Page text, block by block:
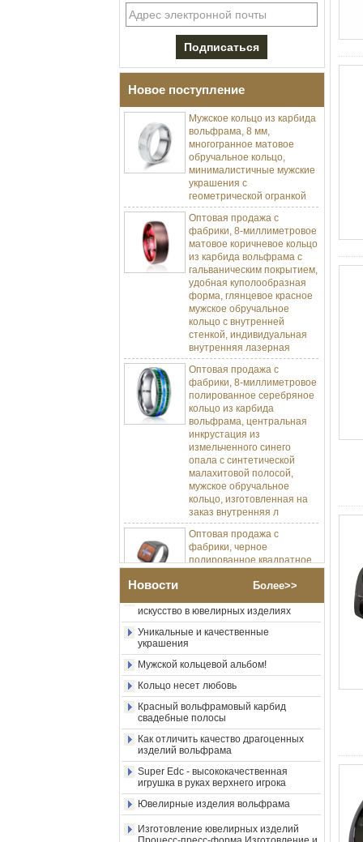
Новое поступление
Мужское кованое граненое
кольцо из карбида
вольфрама, обручальное
кольцо с удобной посадкой
и геометрической
вольфрама, 8 мм,
многогранное матовое
обручальное кольцо,
минималистичные мужские
украшения с
геометрической огранкой
Оптовая продажа с
фабрики, 8-миллиметровое
матовое коричневое кольцо
из карбида вольфрама с
гальваническим покрытием,
удобная куполообразная
форма, глянцевое красное
мужское обручальное
кольцо с внутренней
стенкой, индивидуальная
внутренняя лазерная
Оптовая продажа с
фабрики, 8-миллиметровое
полированное серебряное
кольцо из карбида
вольфрама, центральная
инкрустация из
измельченного синего
опала с синтетической
малахитовой полосой,
мужское обручальное
кольцо, изготовленная на
заказ внутренняя л
Оптовая продажа с
фабрики, черное
полированное квадратное
кольцо с печаткой из
карбида вольфрама,
деревянная инкрустация с
раковины морского ушка,
мужское религиозное
заявление, кольцо,
внутренняя грави
Оптовая продажа с
фабрики, кольцо из
карбида вольфрама с
гальваническим покрытием
из розового золота 8 мм,
красная гитарная струна и
инкрустация из дробленого
опала, музыкальное
мужское обручальное
кольцо, внутренняя
лазерная гравировка на
заказ, опт
Новости Более>>
Изготовление ювелирных изделий
Процесс-пресс-форма Изготовление и
литье
Позвольте мне разработать мою
карбидное кольцо вольфрама.
Насколько круто металлическое
Уникальные и качественные
украшения
Мужской кольцевой альбом!
Кольцо несет любовь
Красный вольфрамовый карбид
свадебные полосы
Как отличить качество драгоценных
изделий вольфрама
Super Edc - высококачественная
игрушка в руках верхнего игрока
Ювелирные изделия вольфрама
Изготовление ювелирных изделий
Процесс-пресс-форма Изготовление и
литье